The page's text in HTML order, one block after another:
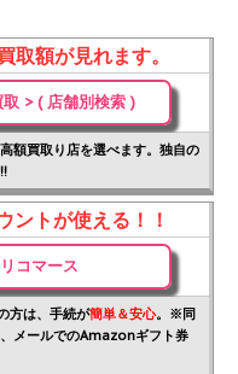
取額が見れます。
取 > ( 店舗別検索 )
額買取り店を選べます。独自の
ントが使える！！
リコマース
方は、手続が簡単＆安心。※同
メールでのAmazonギフト券